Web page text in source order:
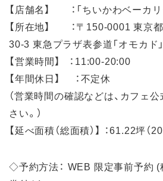
【店舗名】 ：「ちいかわベーカリ
【所在地】 ：〒150-0001 東京
30-3 東急プラザ表参道「オモカド
【営業時間】 ：11:00-20:00
【年間休日】 ：不定休
（営業時間の確認などは、カフェ
さい。）
【延べ面積（総面積）】 ：61.22坪（
◇予約方法： WEB 限定事前予約